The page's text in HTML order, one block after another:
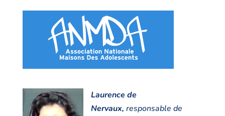
Laurence de
Nervaux, responsable de